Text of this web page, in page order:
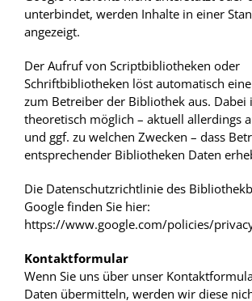
unterbindet, werden Inhalte in einer
angezeigt.
Der Aufruf von Scriptbibliotheken oder
Schriftbibliotheken löst automatisch
zum Betreiber der Bibliothek aus. Dabei
theoretisch möglich – aktuell allerdings
und ggf. zu welchen Zwecken – dass
entsprechender Bibliotheken Daten
Die Datenschutzrichtlinie des
Google finden Sie hier:
https://www.google.com/policies/
Kontaktformular
Wenn Sie uns über unser
Daten übermitteln, werden wir diese